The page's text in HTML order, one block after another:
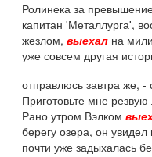
Ролинека за
капитан 'Металлурга',
жезлом, выехал на
уже совсем другая
отправлюсь завтра же, -
Приготовьте мне
Рано утром Вэлком
берегу озера, он
почти уже задыхалась